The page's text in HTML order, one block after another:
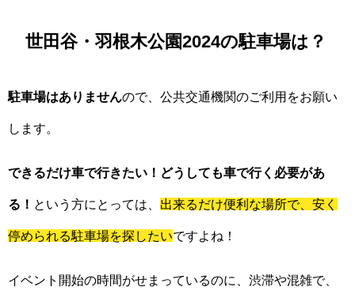
世田谷・羽根木公園2024の駐車場は？
駐車場はありませんので、公共交通機関のご利用をお願い
します。
できるだけ車で行きたい！どうしても車で行く必要があ
る！ という方にとっては、 出来るだけ便利な場所で、安く
停められる駐車場を探したいですよね！
イベント開始の時間がせまっているのに、渋滞や混雑で、